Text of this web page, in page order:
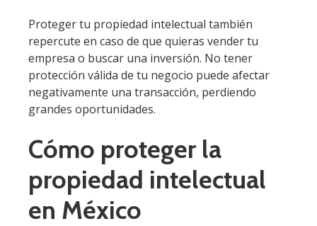
Proteger tu propiedad intelectual también
repercute en caso de que quieras vender tu
empresa o buscar una inversión. No tener
protección válida de tu negocio puede afectar
negativamente una transacción, perdiendo
grandes oportunidades.
Cómo proteger la
propiedad intelectual
en México